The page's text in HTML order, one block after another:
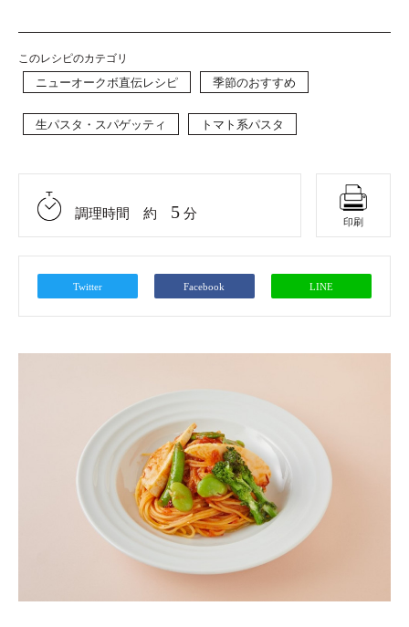
このレシピのカテゴリ
ニューオークボ直伝レシピ 季節のおすすめ
生パスタ・スパゲッティ トマト系パスタ
調理時間 約 5 分
印刷
Twitter Facebook LINE